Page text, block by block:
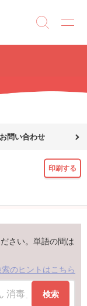
お問い合わせ
印刷する
さい。単語の間は
索のヒントはこちら
検索